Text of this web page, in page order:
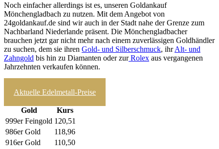
Noch einfacher allerdings ist es, unseren Goldankauf
Mönchengladbach zu nutzen. Mit dem Angebot von
24goldankauf.de sind wir auch in der Stadt nahe der Grenze zum
Nachbarland Niederlande präsent. Die Mönchengladbacher
brauchen jetzt gar nicht mehr nach einem zuverlässigen Goldhändler
zu suchen, dem sie ihren Gold- und Silberschmuck, ihrAlt- und
Zahngold bis hin zu Diamanten oder zurRolex aus vergangenen
Jahrzehnten verkaufen können.
Aktuelle Edelmetall-Preise
Gold
Kurs
999er Feingold 120,51
986er Gold
118,96
916er Gold
110,50